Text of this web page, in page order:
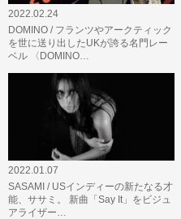
2022.02.24
DOMINO / フランツやアークティック
を世に送り出したUKが誇る名門レー
ベル 〈DOMINO…
2022.01.07
SASAMI / USインディーの新たなる才
能、ササミ。 新曲「Say It」をビジュ
アライザー…